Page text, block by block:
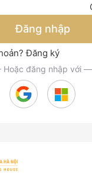
Đăng nhập
Đăng ký
đăng nhập với